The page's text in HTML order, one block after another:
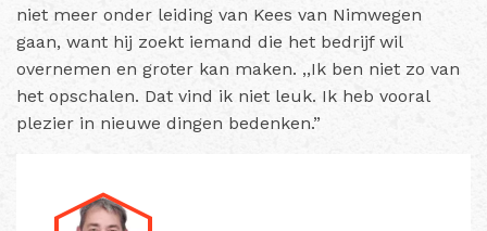
niet meer onder leiding van Kees van Nimwegen
gaan, want hij zoekt iemand die het bedrijf wil
overnemen en groter kan maken. ,,Ik ben niet zo van
het opschalen. Dat vind ik niet leuk. Ik heb vooral
plezier in nieuwe dingen bedenken.”